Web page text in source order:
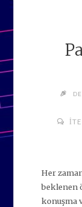
Her
beklenen
konuşma